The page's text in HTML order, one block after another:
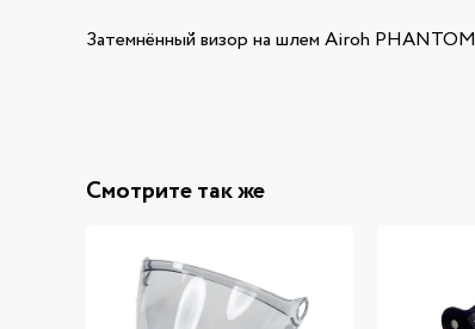
Затемнённый визор на шлем Airoh PHANTOM
Смотрите так же